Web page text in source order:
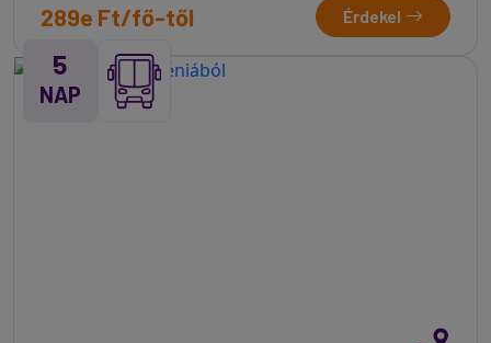
289e Ft/fő-től Érdekel
5
NAP